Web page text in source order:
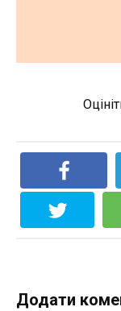
Додати